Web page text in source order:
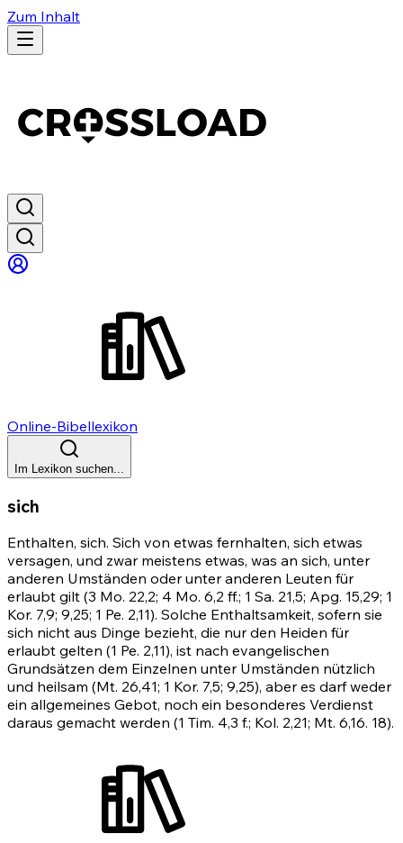
Zum Inhalt
Online-Bibellexikon
Im Lexikon suchen...
sich
Enthalten, sich. Sich von etwas fernhalten, sich etwas
versagen, und zwar meistens etwas, was an sich, unter
anderen Umständen oder unter anderen Leuten für
erlaubt gilt (3 Mo. 22,2; 4 Mo. 6,2 ff.; 1 Sa. 21,5; Apg. 15,29; 1
Kor. 7,9; 9,25; 1 Pe. 2,11). Solche Enthaltsamkeit, sofern sie
sich nicht aus Dinge bezieht, die nur den Heiden für
erlaubt gelten (1 Pe. 2,11), ist nach evangelischen
Grundsätzen dem Einzelnen unter Umständen nützlich
und heilsam (Mt. 26,41; 1 Kor. 7,5; 9,25), aber es darf weder
ein allgemeines Gebot, noch ein besonderes Verdienst
daraus gemacht werden (1 Tim. 4,3 f.; Kol. 2,21; Mt. 6,16. 18).